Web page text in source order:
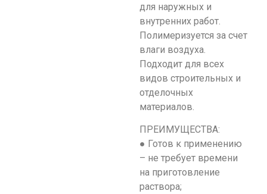
для наружных и
внутренних работ.
Полимеризуется за счет
влаги воздуха.
Подходит для всех
видов строительных и
отделочных
материалов.
ПРЕИМУЩЕСТВА:
● Готов к применению
– не требует времени
на приготовление
раствора;